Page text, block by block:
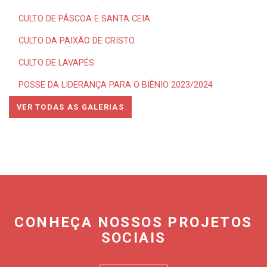
CULTO DE PÁSCOA E SANTA CEIA
CULTO DA PAIXÃO DE CRISTO
CULTO DE LAVAPÉS
POSSE DA LIDERANÇA PARA O BIÊNIO 2023/2024
VER TODAS AS GALERIAS
CONHEÇA NOSSOS PROJETOS
SOCIAIS